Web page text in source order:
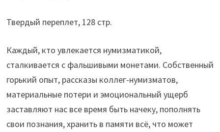
Твердый переплет, 128 стр.
Каждый, кто увлекается нумизматикой,
сталкивается с фальшивыми монетами. Собственный
горький опыт, рассказы коллег-нумизматов,
материальные потери и эмоциональный ущерб
заставляют нас все время быть начеку, пополнять
свои познания, хранить в памяти всё, что может